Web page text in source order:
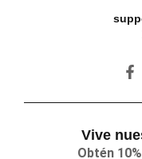
Vive
Obtén